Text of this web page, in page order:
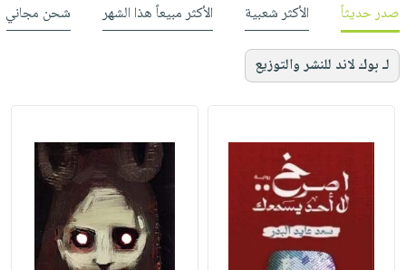
صدر حديثاً الأكثر شعبية الأكثر مبيعاً هذا الشهر شحن مجاني
لـ بوك لاند للنشر والتوزيع